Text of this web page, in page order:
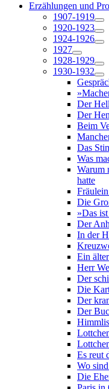
Erzählungen und
1907-1919
1920-1923
1924-1926
1927
1928-1929
1930-1932
Der
Der
Beim
Das
Was
Warum
hatte
Die
»Das
Der
In der
Ein
Herr
Der
Die
Der
Der
Es reut
Wo
Die